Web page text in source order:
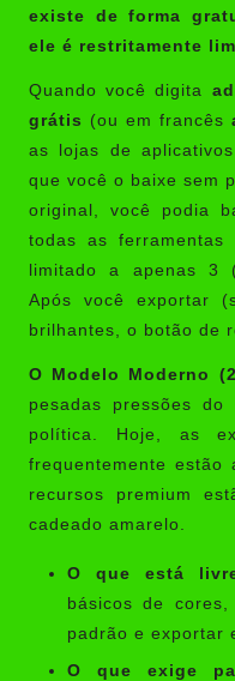
existe de forma
ele é restritamente
Quando você digita
grátis (ou em francês
as lojas de
que você o baixe sem
original, você podia
todas as
limitado a apenas 3
Após você exportar
brilhantes, o botão de
O Modelo Moderno
pesadas pressões
política. Hoje, as
frequentemente estão
recursos premium
cadeado amarelo.
O que está
básicos de
padrão e exportar
O que exige